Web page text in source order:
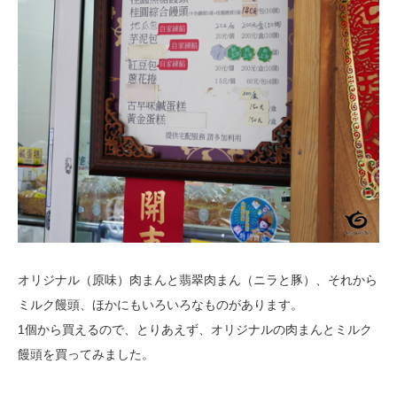
オリジナル（原味）肉まんと翡翠肉まん（ニラと豚）、それから
ミルク饅頭、ほかにもいろいろなものがあります。
1個から買えるので、とりあえず、オリジナルの肉まんとミルク
饅頭を買ってみました。